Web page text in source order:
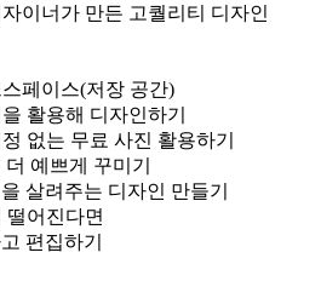
이너가 만든 고퀄리티 디자인
페이스(저장 공간)
활용해 디자인하기
없는 무료 사진 활용하기
예쁘게 꾸미기
살려주는 디자인 만들기
떨어진다면
편집하기